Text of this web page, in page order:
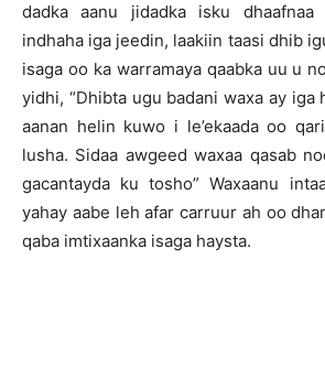
dadka aanu jidadka isku
indhaha iga jeedin, laakiin taasi dhib
isaga oo ka warramaya qaabka uu u
yidhi, “Dhibta ugu badani waxa ay iga
aanan helin kuwo i le’ekaada oo
lusha. Sidaa awgeed waxaa qasab
gacantayda ku tosho” Waxaanu
yahay aabe leh afar carruur ah oo
qaba imtixaanka isaga haysta.